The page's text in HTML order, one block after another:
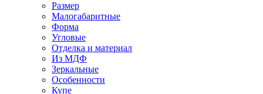
Размер
Малогабаритные
Форма
Угловые
Отделка и материал
Из МДФ
Зеркальные
Особенности
Купе